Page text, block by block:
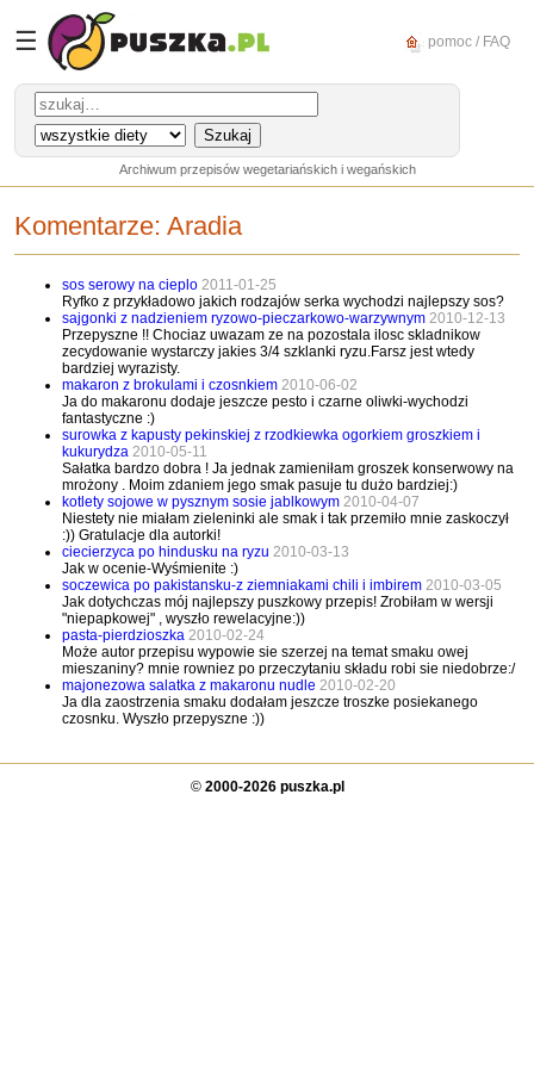
☰ pomoc / FAQ
Archiwum przepisów wegetariańskich i wegańskich
Komentarze: Aradia
sos serowy na cieplo 2011-01-25
Ryfko z przykładowo jakich rodzajów serka wychodzi najlepszy sos?
sajgonki z nadzieniem ryzowo-pieczarkowo-warzywnym 2010-12-13
Przepyszne !! Chociaz uwazam ze na pozostala ilosc skladnikow
zecydowanie wystarczy jakies 3/4 szklanki ryzu.Farsz jest wtedy
bardziej wyrazisty.
makaron z brokulami i czosnkiem 2010-06-02
Ja do makaronu dodaje jeszcze pesto i czarne oliwki-wychodzi
fantastyczne :)
surowka z kapusty pekinskiej z rzodkiewka ogorkiem groszkiem i
kukurydza 2010-05-11
Sałatka bardzo dobra ! Ja jednak zamieniłam groszek konserwowy na
mrożony . Moim zdaniem jego smak pasuje tu dużo bardziej:)
kotlety sojowe w pysznym sosie jablkowym 2010-04-07
Niestety nie miałam zieleninki ale smak i tak przemiło mnie zaskoczył
:)) Gratulacje dla autorki!
ciecierzyca po hindusku na ryzu 2010-03-13
Jak w ocenie-Wyśmienite :)
soczewica po pakistansku-z ziemniakami chili i imbirem 2010-03-05
Jak dotychczas mój najlepszy puszkowy przepis! Zrobiłam w wersji
"niepapkowej" , wyszło rewelacyjne:))
pasta-pierdzioszka 2010-02-24
Może autor przepisu wypowie sie szerzej na temat smaku owej
mieszaniny? mnie rowniez po przeczytaniu składu robi sie niedobrze:/
majonezowa salatka z makaronu nudle 2010-02-20
Ja dla zaostrzenia smaku dodałam jeszcze troszke posiekanego
czosnku. Wyszło przepyszne :))
© 2000-2026 puszka.pl